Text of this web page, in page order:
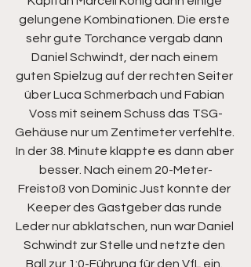
gelungene Kombinationen. Die erste
sehr gute Torchance vergab dann
Daniel Schwindt, der nach einem
guten Spielzug auf der rechten Seiter
über Luca Schmerbach und Fabian
Voss mit seinem Schuss das TSG-
Gehäuse nur um Zentimeter verfehlte.
In der 38. Minute klappte es dann aber
besser. Nach einem 20-Meter-
Freistoß von Dominic Just konnte der
Keeper des Gastgeber das runde
Leder nur abklatschen, nun war Daniel
Schwindt zur Stelle und netzte den
Ball zur 1:0-Führung für den VfL ein.